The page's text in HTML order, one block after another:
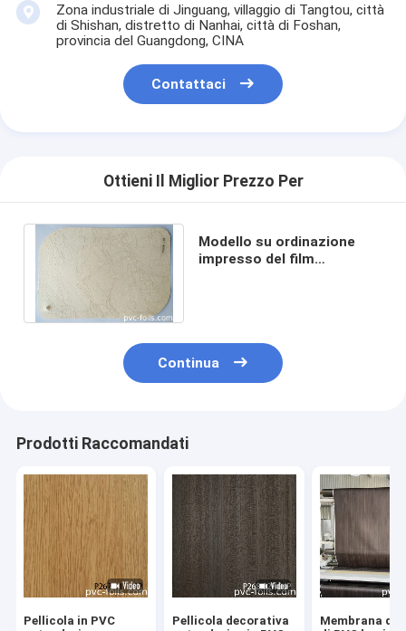
Zona industriale di Jinguang, villaggio di Tangtou, città
di Shishan, distretto di Nanhai, città di Foshan,
provincia del Guangdong, CINA
Contattaci
Ottieni Il Miglior Prezzo Per
Modello su ordinazione
impresso del film
Continua
Prodotti Raccomandati
Pellicola in PVC
Pellicola decorativa
Membrana di